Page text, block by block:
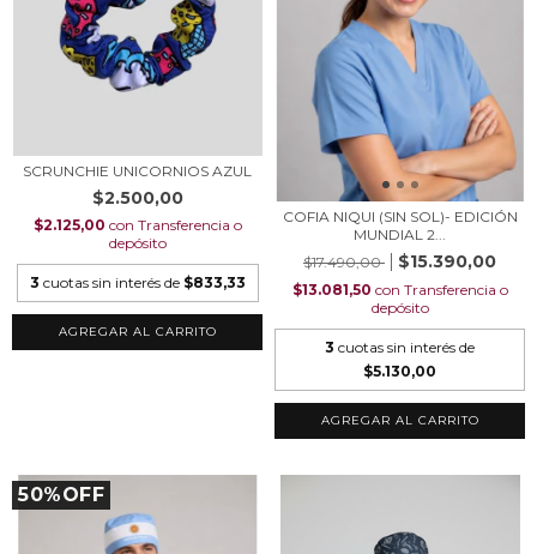
SCRUNCHIE UNICORNIOS AZUL
$2.500,00
$2.125,00 con Transferencia o
depósito
3 cuotas sin interés de $833,33
COFIA NIQUI (SIN SOL)- EDICIÓN
MUNDIAL 2...
$17.490,00
$15.390,00
$13.081,50 con Transferencia o
depósito
3 cuotas sin interés de
$5.130,00
AGREGAR AL CARRITO
50%OFF